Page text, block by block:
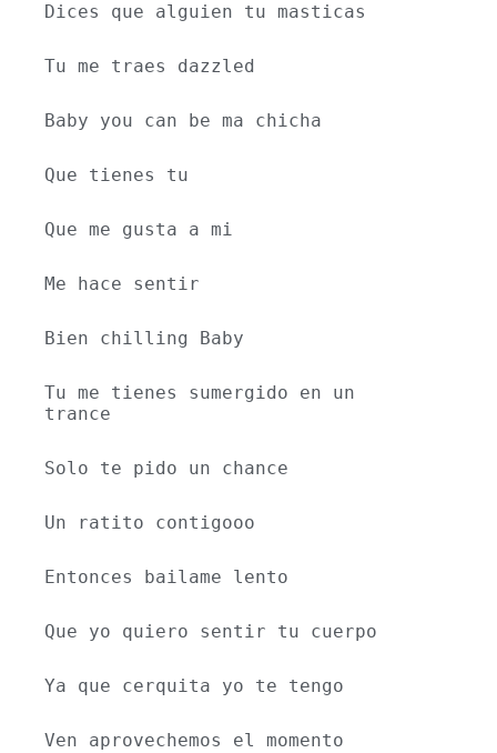
Dices que alguien tu masticas
Tu me traes dazzled
Baby you can be ma chicha
Que tienes tu
Que me gusta a mi
Me hace sentir
Bien chilling Baby
Tu me tienes sumergido en un
trance
Solo te pido un chance
Un ratito contigooo
Entonces bailame lento
Que yo quiero sentir tu cuerpo
Ya que cerquita yo te tengo
Ven aprovechemos el momento